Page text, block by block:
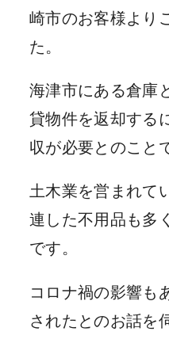
崎市のお客様より
た。
海津市にある倉庫
貸物件を返却する
収が必要とのこと
土木業を営まれて
連した不用品も多
です。
コロナ禍の影響も
されたとのお話を